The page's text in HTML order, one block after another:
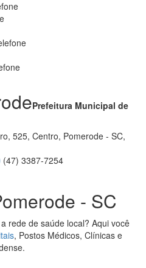
Prefeitura Municipal de
525, Centro, Pomerode - SC,
(47) 3387-7254
- SC
rede de saúde local? Aqui você
, Postos Médicos, Clínicas e